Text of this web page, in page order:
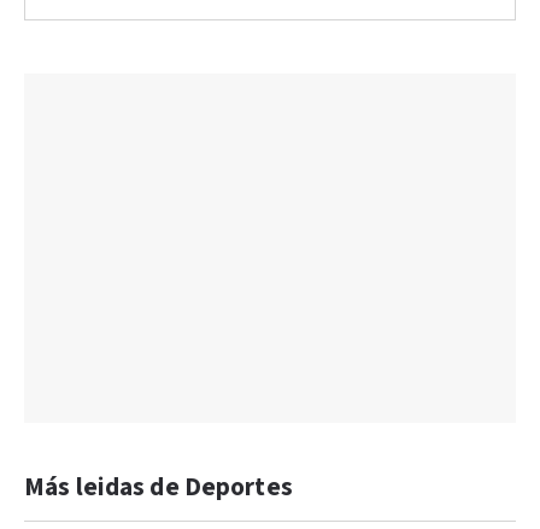
Más leidas de Deportes